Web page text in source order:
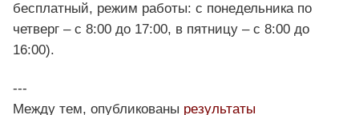
бесплатный, режим работы: с понедельника по
четверг – с 8:00 до 17:00, в пятницу – с 8:00 до
16:00).
---
Между тем, опубликованы результаты